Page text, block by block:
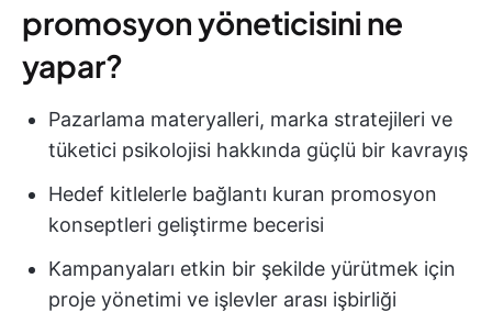
promosyon yöneticisini ne
yapar?
Pazarlama materyalleri, marka stratejileri ve
tüketici psikolojisi hakkında güçlü bir kavrayış
Hedef kitlelerle bağlantı kuran promosyon
konseptleri geliştirme becerisi
Kampanyaları etkin bir şekilde yürütmek için
proje yönetimi ve işlevler arası işbirliği